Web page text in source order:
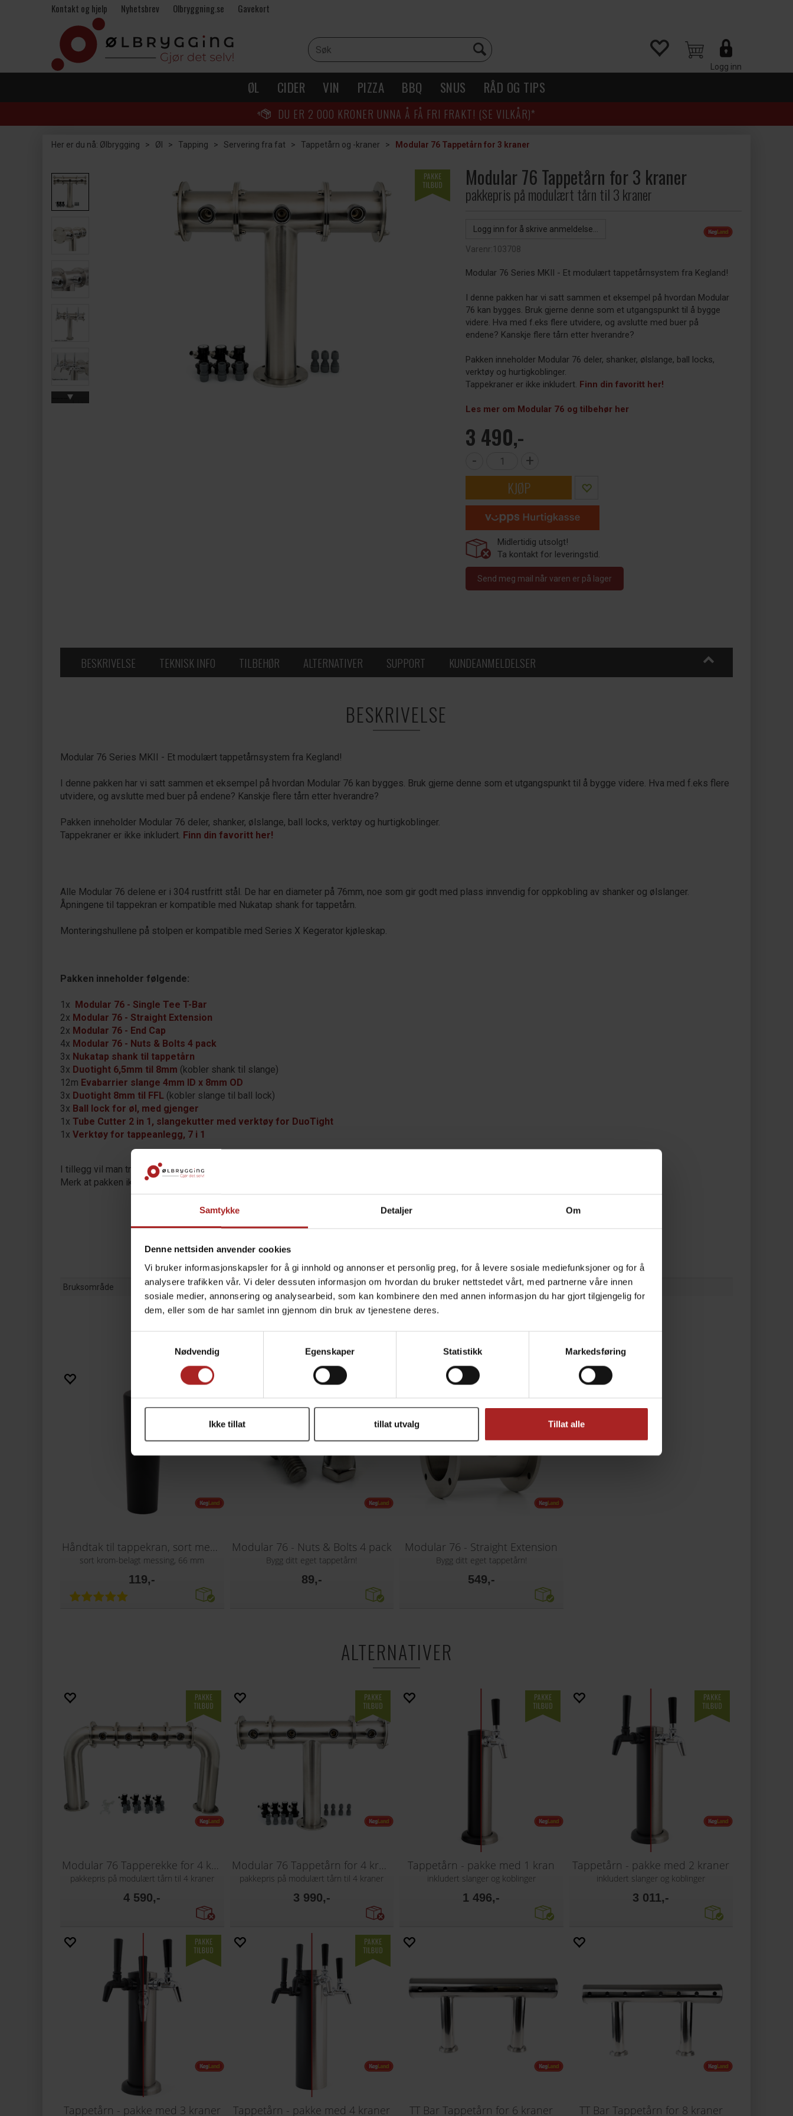
Samtykke Detaljer Om
Denne nettsiden anvender cookies
Vi bruker informasjonskapsler for å gi innhold og annonser et personlig preg, for å levere sosiale mediefunksjoner og for å
analysere trafikken vår. Vi deler dessuten informasjon om hvordan du bruker nettstedet vårt, med partnerne våre innen
sosiale medier, annonsering og analysearbeid, som kan kombinere den med annen informasjon du har gjort tilgjengelig for
dem, eller som de har samlet inn gjennom din bruk av tjenestene deres.
Nødvendig
Egenskaper Statistikk Markedsføring
Ikke tillat tillat utvalg Tillat alle
Kontakt og hjelp Nyhetsbrev Olbryggning.se Gavekort
Logg inn
ØL CIDER VIN PIZZA BBQ SNUS RÅD OG TIPS
DU ER 2 000 KRONER UNNA Å FÅ FRI FRAKT! (SE VILKÅR)*
Her er du nå: Ølbrygging > Øl > Tapping > Servering fra fat > Tappetårn og -kraner > Modular 76 Tappetårn for 3 kraner
Modular 76 Tappetårn for 3 kraner
pakkepris på modulært tårn til 3 kraner
Logg inn for å skrive anmeldelse...
Varenr:103708
Modular 76 Series MKII - Et modulært tappetårnsystem fra Kegland!
I denne pakken har vi satt sammen et eksempel på hvordan Modular
76 kan bygges. Bruk gjerne denne som et utgangspunkt til å bygge
videre. Hva med f.eks flere utvidere, og avslutte med buer på
endene? Kanskje flere tårn etter hverandre?
Pakken inneholder Modular 76 deler, shanker, ølslange, ball locks,
verktøy og hurtigkoblinger.
Tappekraner er ikke inkludert. Finn din favoritt her!
Les mer om Modular 76 og tilbehør her
3 490,-
- +
KJØP
Midlertidig utsolgt!
Ta kontakt for leveringstid.
Send meg mail når varen er på lager
BESKRIVELSE TEKNISK INFO TILBEHØR ALTERNATIVER SUPPORT KUNDEANMELDELSER
BESKRIVELSE
Modular 76 Series MKII - Et modulært tappetårnsystem fra Kegland!
I denne pakken har vi satt sammen et eksempel på hvordan Modular 76 kan bygges. Bruk gjerne denne som et utgangspunkt til å bygge videre. Hva med f.eks flere
utvidere, og avslutte med buer på endene? Kanskje flere tårn etter hverandre?
Pakken inneholder Modular 76 deler, shanker, ølslange, ball locks, verktøy og hurtigkoblinger.
Tappekraner er ikke inkludert. Finn din favoritt her!
Alle Modular 76 delene er i 304 rustfritt stål. De har en diameter på 76mm, noe som gir godt med plass innvendig for oppkobling av shanker og ølslanger.
Åpningene til tappekran er kompatible med Nukatap shank for tappetårn.
Monteringshullene på stolpen er kompatible med Series X Kegerator kjøleskap.
Pakken inneholder følgende:
1x Modular 76 - Single Tee T-Bar
2x Modular 76 - Straight Extension
2x Modular 76 - End Cap
4x Modular 76 - Nuts & Bolts 4 pack
3x Nukatap shank til tappetårn
3x Duotight 6,5mm til 8mm (kobler shank til slange)
12m Evabarrier slange 4mm ID x 8mm OD
3x Duotight 8mm til FFL (kobler slange til ball lock)
3x Ball lock for øl, med gjenger
1x Tube Cutter 2 in 1, slangekutter med verktøy for DuoTight
1x Verktøy for tappeanlegg, 7 i 1
I tillegg vil man trenge tappekraner og håndtak.
Merk at pakken ikke kommer ferdig montert, men leveres som løse deler.
TEKNISK INFO
Bruksområde Øl
TILBEHØR
Håndtak til tappekran, sort messing
sort krom-belagt messing, 66 mm
119,-
Modular 76 - Nuts & Bolts 4 pack
Bygg ditt eget tappetårn!
89,-
Modular 76 - Straight Extension
Bygg ditt eget tappetårn!
549,-
ALTERNATIVER
Modular 76 Tapperekke for 4 kraner
pakkepris på modulært tårn til 4 kraner
4 590,-
Modular 76 Tappetårn for 4 kraner
pakkepris på modulært tårn til 4 kraner
3 990,-
Tappetårn - pakke med 1 kran
inkludert slanger og koblinger
1 496,-
Tappetårn - pakke med 2 kraner
inkludert slanger og koblinger
3 011,-
Tappetårn - pakke med 3 kraner Tappetårn - pakke med 4 kraner TT Bar Tappetårn for 6 kraner TT Bar Tappetårn for 8 kraner